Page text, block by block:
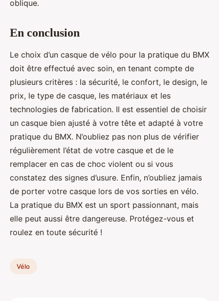
oblique.
En conclusion
Le choix d’un casque de vélo pour la pratique du BMX
doit être effectué avec soin, en tenant compte de
plusieurs critères : la sécurité, le confort, le design, le
prix, le type de casque, les matériaux et les
technologies de fabrication. Il est essentiel de choisir
un casque bien ajusté à votre tête et adapté à votre
pratique du BMX. N’oubliez pas non plus de vérifier
régulièrement l’état de votre casque et de le
remplacer en cas de choc violent ou si vous
constatez des signes d’usure. Enfin, n’oubliez jamais
de porter votre casque lors de vos sorties en vélo.
La pratique du BMX est un sport passionnant, mais
elle peut aussi être dangereuse. Protégez-vous et
roulez en toute sécurité !
Vélo